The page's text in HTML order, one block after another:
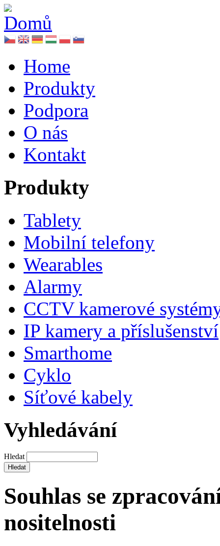
Home
Produkty
Podpora
O nás
Kontakt
Produkty
Tablety
Mobilní telefony
Wearables
Alarmy
CCTV kamerové
IP kamery a příslušenství
Smarthome
Cyklo
Síťové kabely
Vyhledávání
Hledat
Souhlas se
nositelnosti